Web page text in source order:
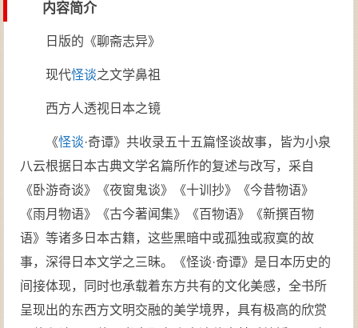
内容简介
日版的《聊斋志异》
现代怪谈之文学鼻祖
西方人透视日本之镜
《怪谈·奇谭》共收录五十五篇怪谈故事，皆为小泉
八云根据日本古典文学名篇所作的复述与改写，采自
《卧游奇谈》《夜窗鬼谈》《十训抄》《今昔物语》
《雨月物语》《古今著闻集》《百物语》《新撰百物
语》等诸多日本古籍，这些黑暗中或孤独或寂寞的故
事，深得日本文学之三昧。《怪谈·奇谭》是日本历史的
间接体现，同时也承载着东方共有的文化美感，全书所
呈现出的东西方文明交融的美学境界，具有极高的欣赏